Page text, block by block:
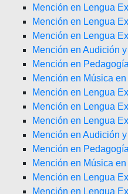
Mención en Lengua
Mención en Lengua
Mención en Lengua
Mención en Audición
Mención en
Mención en Música
Mención en Lengua
Mención en Lengua
Mención en Lengua
Mención en Audición
Mención en
Mención en Música
Mención en Lengua
Mención en Lengua